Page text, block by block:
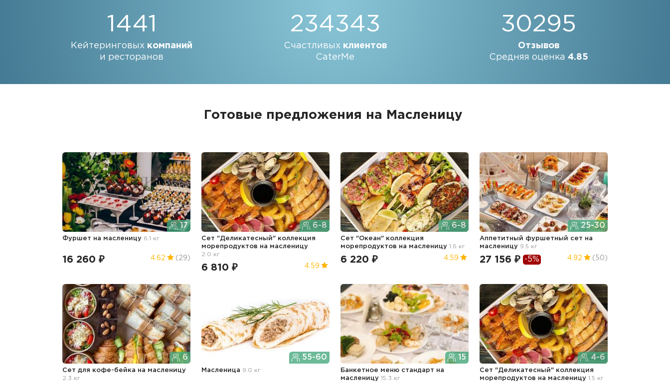
1441
Кейтеринговых компаний
и ресторанов
234343
Счастливых клиентов
CaterMe
30295
Отзывов
Средняя оценка 4.85
Готовые предложения на Масленицу
17
Фуршет на масленицу 6.1 кг
16 260 ₽ 4.62 (29)
6-8
Сет "Деликатесный" коллекция
морепродуктов на масленицу
2.0 кг
6 810 ₽ 4.59
6-8
Сет "Океан" коллекция
морепродуктов на масленицу 1.6 кг
6 220 ₽ 4.59
25-30
Аппетитный фуршетный сет на
масленицу 9.5 кг
27 156 ₽ -5% 4.92 (50)
6
Сет для кофе-бейка
на масленицу
2.3 кг
55-60
Масленица 9.0 кг
15
Банкетное меню стандарт
на
масленицу
15.3 кг
4-6
Сет "Деликатесный" коллекция
морепродуктов
на масленицу 1.5 кг